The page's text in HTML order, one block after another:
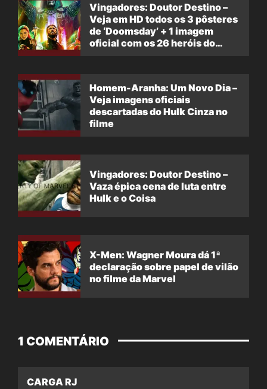
Vingadores: Doutor Destino –
Veja em HD todos os 3 pôsteres
de ‘Doomsday’ + 1 imagem
oficial com os 26 heróis do
Homem-Aranha: Um Novo Dia –
Veja imagens oficiais
descartadas do Hulk Cinza no
filme
Vingadores: Doutor Destino –
Vaza épica cena de luta entre
Hulk e o Coisa
X-Men: Wagner Moura dá 1ª
declaração sobre papel de vilão
no filme da Marvel
1 COMENTÁRIO
CARGA RJ